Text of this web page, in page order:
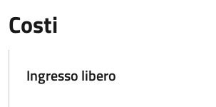
Costi
Ingresso libero